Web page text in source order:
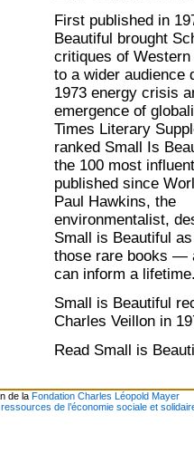
First published in
Beautiful brought
critiques of
to a wider audience
1973 energy crisis
emergence of
Times Literary
ranked Small Is
the 100 most
published since
Paul Hawkins, the
environmentalist,
Small is Beautiful as
those rare books —
can inform a
Small is Beautiful
Charles Veillon in
Read Small is
de la Fondation Charles Léopold Mayer
de l’économie sociale et